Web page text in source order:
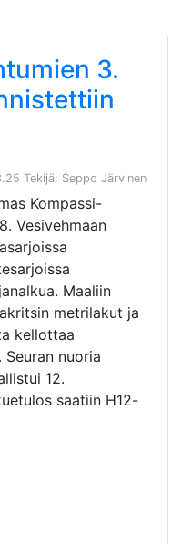
3.
Tekijä: Seppo Järvinen
Kompassi-
Vesivehmaan
Maaliin
metrilakut ja
kellottaa
nuoria
12.
saatiin H12-